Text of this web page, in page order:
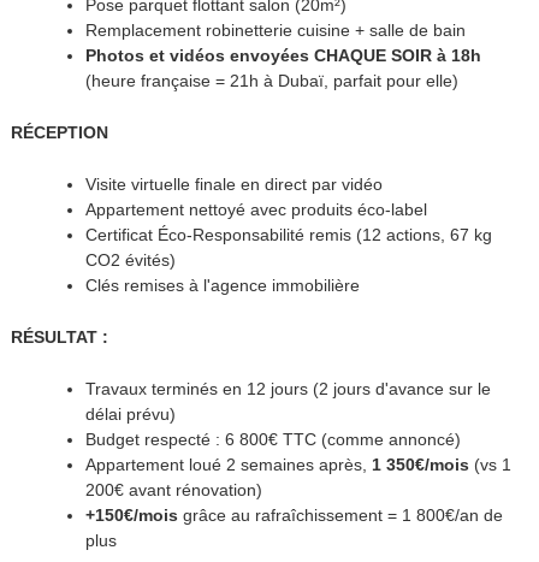
Pose parquet flottant salon (20m²)
Remplacement robinetterie cuisine + salle de bain
Photos et vidéos envoyées CHAQUE SOIR à 18h
(heure française = 21h à Dubaï, parfait pour elle)
RÉCEPTION
Visite virtuelle finale en direct par vidéo
Appartement nettoyé avec produits éco-label
Certificat Éco-Responsabilité remis (12 actions, 67 kg
CO2 évités)
Clés remises à l'agence immobilière
RÉSULTAT :
Travaux terminés en 12 jours (2 jours d'avance sur le
délai prévu)
Budget respecté : 6 800€ TTC (comme annoncé)
Appartement loué 2 semaines après, 1 350€/mois (vs 1
200€ avant rénovation)
+150€/mois grâce au rafraîchissement = 1 800€/an de
plus